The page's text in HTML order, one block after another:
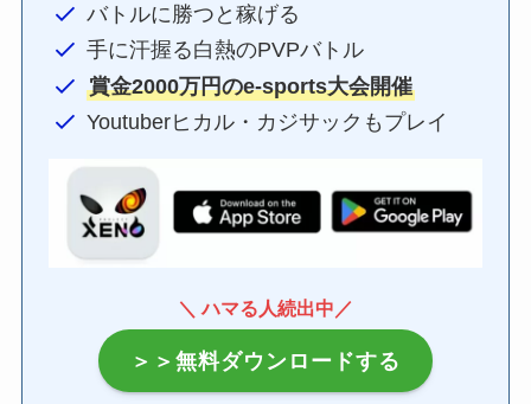
バトルに勝つと稼げる
手に汗握る白熱のPVPバトル
賞金2000万円のe-sports大会開催
Youtuberヒカル・カジサックもプレイ
＼ ハマる人続出中／
＞＞無料ダウンロードする